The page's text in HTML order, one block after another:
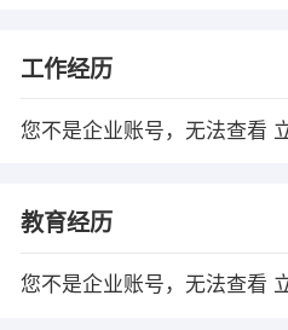
工作经历
您不是企业账号，无法查看
教育经历
您不是企业账号，无法查看